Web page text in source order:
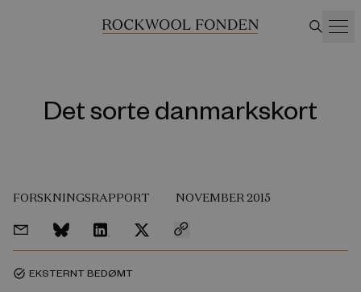
Det sorte danmarkskort
FORSKNINGSRAPPORT NOVEMBER 2015
task_alt EKSTERNT BEDØMT